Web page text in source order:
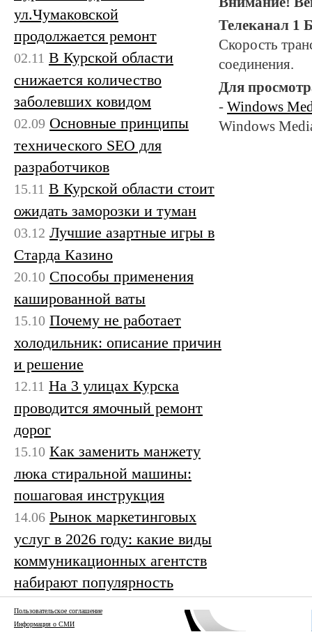
Телеканал 1
Скорость
соединения.
Для
- Windows
Windows
ул.Чумаковской
продолжается ремонт
02.11 В Курской области
снижается количество
заболевших ковидом
02.09 Основные принципы
технического SEO для
разработчиков
15.11 В Курской области стоит
ожидать заморозки и туман
03.12 Лучшие азартные игры в
Старда Казино
20.10 Способы применения
кашированной ваты
15.10 Почему не работает
холодильник: описание причин
и решение
12.11 На 3 улицах Курска
проводится ямочный ремонт
дорог
15.10 Как заменить манжету
люка стиральной машины:
пошаговая инструкция
14.06 Рынок маркетинговых
услуг в 2026 году: какие виды
коммуникационных агентств
набирают популярность
Пользовательское соглашение
Информация о СМИ